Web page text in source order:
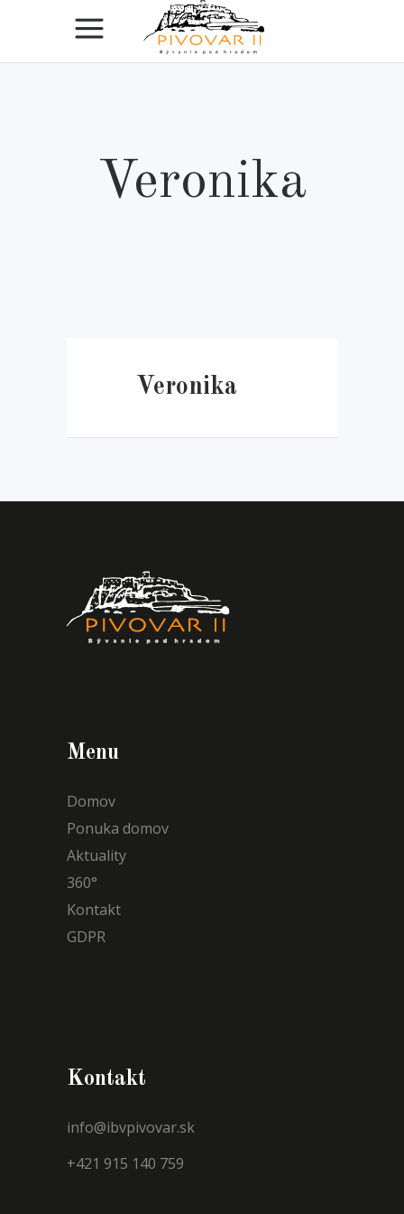
Veronika
Veronika
Menu
Domov
Ponuka domov
Aktuality
360°
Kontakt
GDPR
Kontakt
info@ibvpivovar.sk
+421 915 140 759